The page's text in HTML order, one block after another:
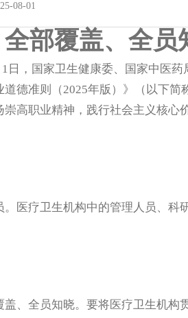
部覆盖、全员
08-01
，国家卫生健康委、国家中医药
德准则（2025年版）》（以下简
高职业精神，践行社会主义核心
疗卫生机构中的管理人员、科
全员知晓。要将医疗卫生机构